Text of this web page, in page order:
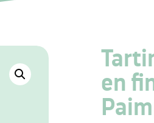
en